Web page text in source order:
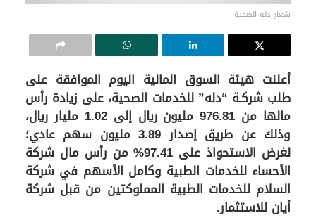
شعار دله الصحية
أعلنت هيئة السوق المالية اليوم الموافقة على
طلب شركـة “دله” للخدمات الصحية، على زيادة رأس
مالها من 976.81 مليون ريال إلى 1.02 مليار ريال،
وذلك عن طريق إصدار 3.89 مليون سهم عادي؛
لغرض الاستحواذ على 97.41% من رأس مال شركة
الأحساء للخدمات الطبية وكامل الأسهم في شركة
السلام للخدمات الطبية المملوكتين من قبل شركة
أيان للاستثمار.